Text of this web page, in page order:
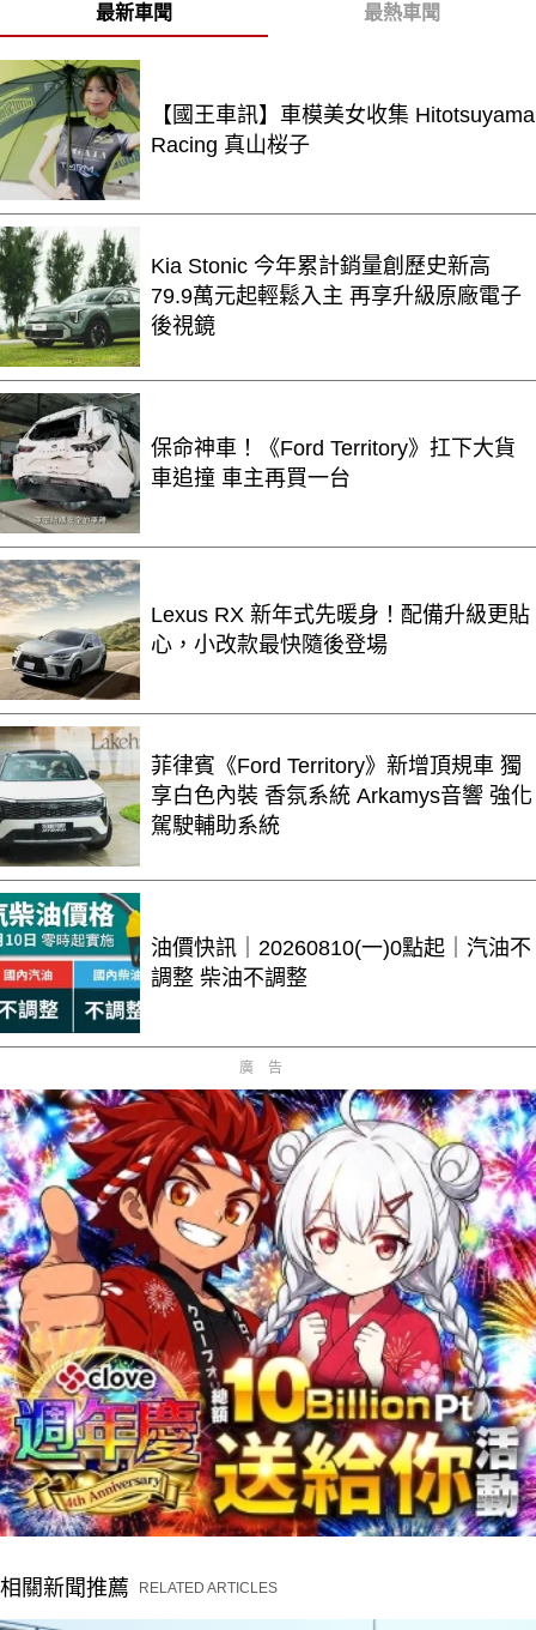
最新車聞 最熱車聞
【國王車訊】車模美女收集 Hitotsuyama
Racing 真山桜子
Kia Stonic 今年累計銷量創歷史新高
79.9萬元起輕鬆入主 再享升級原廠電子
後視鏡
保命神車！《Ford Territory》扛下大貨
車追撞 車主再買一台
Lexus RX 新年式先暖身！配備升級更貼
心，小改款最快隨後登場
菲律賓《Ford Territory》新增頂規車 獨
享白色內裝 香氛系統 Arkamys音響 強化
駕駛輔助系統
油價快訊｜20260810(一)0點起｜汽油不
調整 柴油不調整
廣告
相關新聞推薦 RELATED ARTICLES